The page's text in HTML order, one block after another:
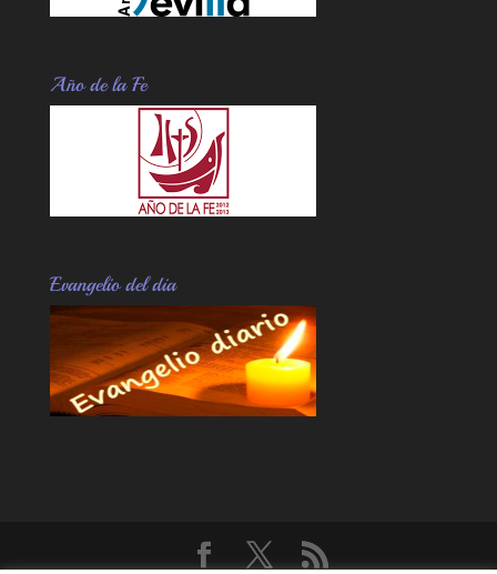
Año de la Fe
Evangelio del dia